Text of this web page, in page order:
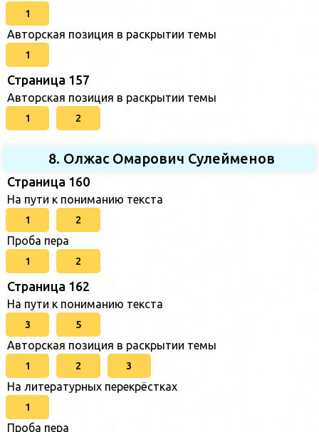
1
Авторская позиция в раскрытии темы
1
Страница 157
Авторская позиция в раскрытии темы
1 2
8. Олжас Омарович Сулейменов
Страница 160
На пути к пониманию текста
1 2
Проба пера
1 2
Страница 162
На пути к пониманию текста
3 5
Авторская позиция в раскрытии темы
1 2 3
На литературных перекрёстках
1
Проба пера